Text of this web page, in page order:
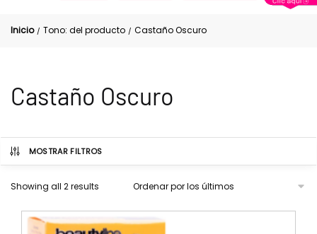
Inicio / Tono: del producto / Castaño Oscuro
Castaño Oscuro
MOSTRAR FILTROS
Showing all 2 results